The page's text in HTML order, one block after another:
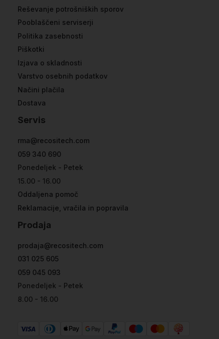
Reševanje potrošniških sporov
Pooblaščeni serviserji
Politika zasebnosti
Piškotki
Izjava o skladnosti
Varstvo osebnih podatkov
Načini plačila
Dostava
Servis
rma@recositech.com
059 340 690
Ponedeljek - Petek
15.00 - 16.00
Oddaljena pomoč
Reklamacije, vračila in popravila
Prodaja
prodaja@recositech.com
031 025 605
059 045 093
Ponedeljek - Petek
8.00 - 16.00